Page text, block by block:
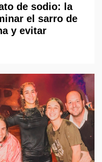
de sodio: la
el sarro de
y evitar